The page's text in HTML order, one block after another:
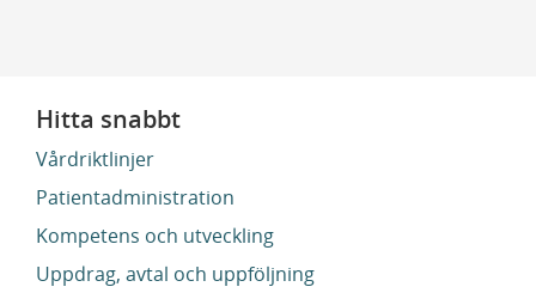
Hitta snabbt
Vårdriktlinjer
Patientadministration
Kompetens och utveckling
Uppdrag, avtal och uppföljning